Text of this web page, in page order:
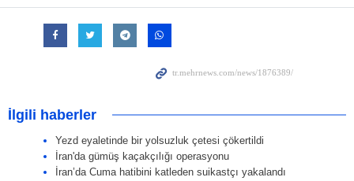
İlgili haberler
Yezd eyaletinde bir yolsuzluk çetesi çökertildi
İran'da gümüş kaçakçılığı operasyonu
İran’da Cuma hatibini katleden suikastçı yakalandı